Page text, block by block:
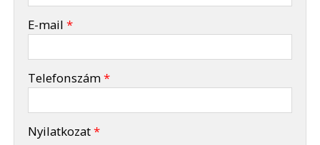
E-mail*
Telefonszám*
Nyilatkozat*